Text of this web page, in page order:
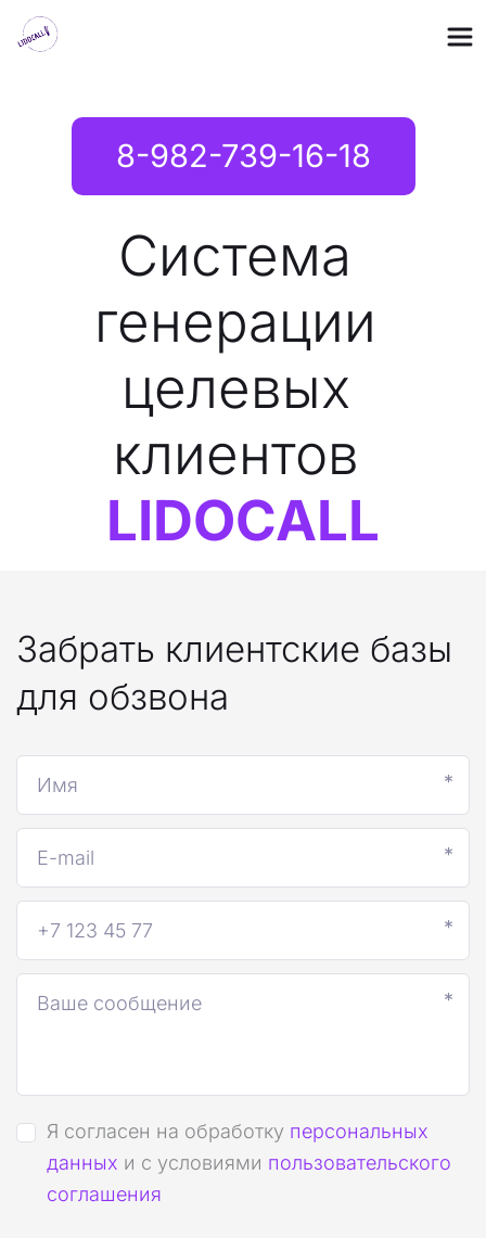
8-982-739-16-18
Система
генерации
целевых
LIDOCALL
Забрать клиентские базы
для обзвона
*
*
*
*
Я согласен на обработку персональных
данных и с условиями пользовательского
соглашения